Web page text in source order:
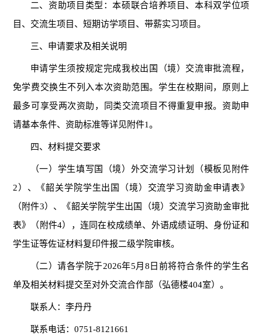
二、资助项目类型：本硕联合培养项目 、本科双学位项
目、交流生项目、短期访学项目 、带薪实习项目。
三、 申请要求及相关说明
申请学生须按规定完成我校出国（境）交流审批流程，
免学费交换生不列入本次资助范围。学生在校期间，原则上
最多可享受两次资助，同类交流项目不得重复申报。资助申
请基本条件、资助标准等详见附件1。
四、材料提交要求
（一） 学生填写 国（境）外交流学习计划 （模板见附件
2）、
《韶关学院学生出国（境）交流学习资助金申请表》
（附件3） 、 《韶关学院学生出国（境）交流学习资助金审批
表》
（ 附件4）
，连同在校成绩单、外语成绩证明、身份证和
学生证等佐证材料复印件报二级学院审核。
（二）请各学院于2026年5月 8 日前将符合条件的学生名
单及相关材料提交至对外交流合作部 （弘德楼404室）。
联系人： 李丹丹
联系电话： 0751-8121661